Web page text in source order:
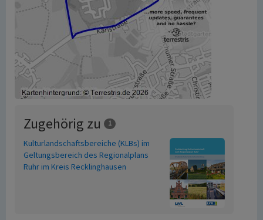
Zugehörig zu 1
Kulturlandschaftsbereiche (KLBs) im
Geltungsbereich des Regionalplans
Ruhr im Kreis Recklinghausen